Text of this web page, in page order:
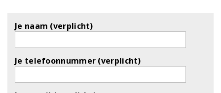
Je naam (verplicht)
Je telefoonnummer (verplicht)